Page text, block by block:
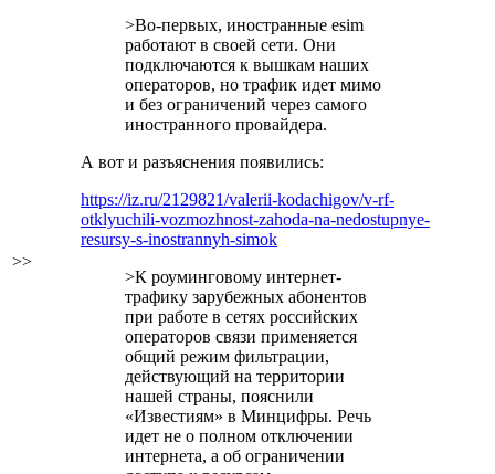
>>
>Во-первых, иностранные esim
работают в своей сети. Они
подключаются к вышкам наших
операторов, но трафик идет мимо
и без ограничений через самого
иностранного провайдера.
А вот и разъяснения появились:
https://iz.ru/2129821/valerii-kodachigov/v-rf-
otklyuchili-vozmozhnost-zahoda-na-nedostupnye-
resursy-s-inostrannyh-simok
>К роуминговому интернет-
трафику зарубежных абонентов
при работе в сетях российских
операторов связи применяется
общий режим фильтрации,
действующий на территории
нашей страны, пояснили
«Известиям» в Минцифры. Речь
идет не о полном отключении
интернета, а об ограничении